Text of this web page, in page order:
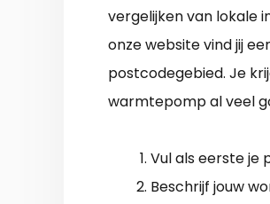
vergelijken van lokale
onze website vind jij
postcodegebied. Je
warmtepomp al veel
Vul als eerste je
Beschrijf jouw